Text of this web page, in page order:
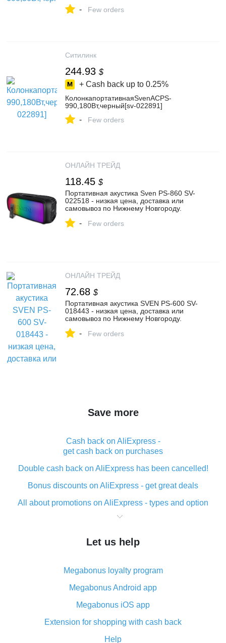
- Few orders
Ситилинк
244.93 $
+ Cash back up to 0.25%
КолонкапортативнаяSvenАСPS-
990,180Вт,черный[sv-022891]
- Few orders
ОНЛАЙН ТРЕЙД
118.45 $
Портативная акустика Sven PS-860 SV-
022518 - низкая цена, доставка или
самовывоз по Нижнему Новгороду.
купить в интернет магазине ОНЛАЙН
- Few orders
ОНЛАЙН ТРЕЙД
72.68 $
Портативная акустика SVEN PS-600 SV-
018443 - низкая цена, доставка или
самовывоз по Нижнему Новгороду.
купить в интернет магазине ОНЛАЙН
- Few orders
Save more
Cash back on AliExpress -
get cash back on purchases
Double cash back on AliExpress has been cancelled!
Bonus discounts on AliExpress - get great deals
All about promotions on AliExpress - types and option
What is cash back when making purchases on
The best place to download cash back for AliExpress
What is the AliExpress cash back plugin and what are
its advantages
Cash back from the AliExpress mobile app -
advantages of the plugin
Double cash back on AliExpress has been cancelled!
Let us help
Megabonus loyalty program
Megabonus Android app
Megabonus iOS app
Extension for shopping with cash back
Help